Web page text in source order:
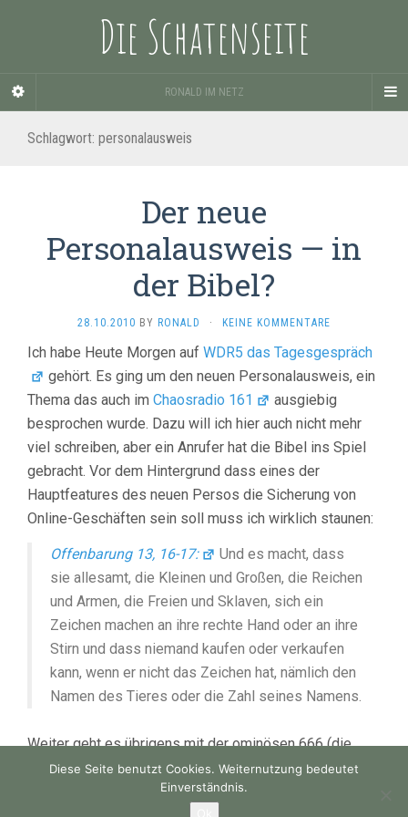
Die Schatenseite
RONALD IM NETZ
Schlagwort: personalausweis
Der neue
Personalausweis — in
der Bibel?
28.10.2010 BY RONALD · KEINE KOMMENTARE
Ich habe Heute Morgen auf WDR5 das Tagesgespräch
gehört. Es ging um den neuen Personalausweis, ein
Thema das auch im Chaosradio 161
ausgiebig
besprochen wurde. Dazu will ich hier auch nicht mehr
viel schreiben, aber ein Anrufer hat die Bibel ins Spiel
gebracht. Vor dem Hintergrund dass eines der
Hauptfeatures des neuen Persos die Sicherung von
Online-Geschäften sein soll muss ich wirklich staunen:
Offenbarung 13, 16-17:
Und es macht, dass
sie allesamt, die Kleinen und Großen, die Reichen
und Armen, die Freien und Sklaven, sich ein
Zeichen machen an ihre rechte Hand oder an ihre
Stirn und dass niemand kaufen oder verkaufen
kann, wenn er nicht das Zeichen hat, nämlich den
Namen des Tieres oder die Zahl seines Namens.
Weiter geht es übrigens mit der ominösen 666 (die
aber nicht sonderlich interessant ist, wie ich schonvor
fünf Jahren herausfand
).
Diese Seite benutzt Cookies. Weiternutzung bedeutet
Einverständnis.